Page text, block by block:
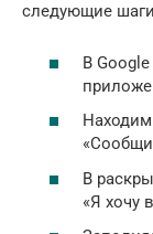
следующие
В
В
«Я хочу